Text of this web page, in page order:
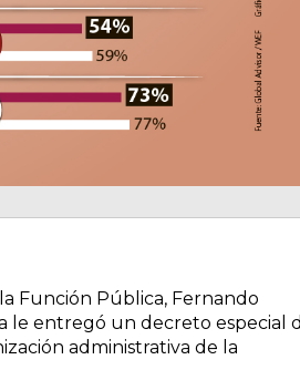
Función Pública, Fernando
le entregó un decreto especial
administrativa de la